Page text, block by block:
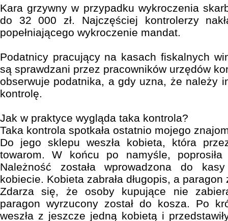
Kara grzywny w przypadku wykroczenia
do 32 000 zł. Najczęściej kontrolerzy
popełniającego wykroczenie mandat.
Podatnicy pracujący na kasach fiskalnych
są sprawdzani przez pracowników urzędów
obserwuje podatnika, a gdy uzna, że należy
kontrolę.
Jak w praktyce wygląda taka kontrola?
Taka kontrola spotkała ostatnio mojego
Do jego sklepu weszła kobieta, która
towarom. W końcu po namyśle,
Należność została wprowadzona do
kobiecie. Kobieta zabrała długopis, a paragon
Zdarza się, że osoby kupujące nie
paragon wyrzucony został do kosza. Po
weszła z jeszcze jedną kobietą i